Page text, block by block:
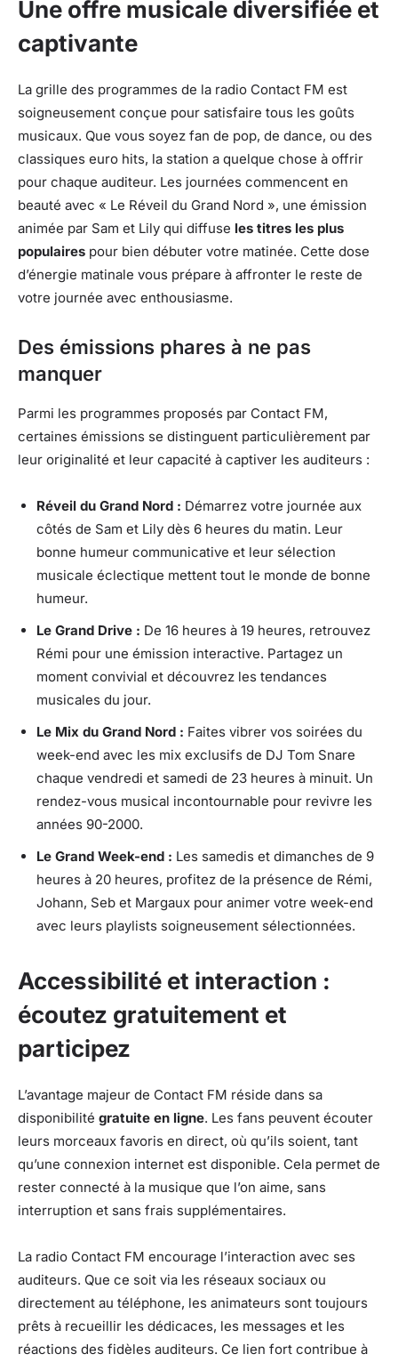
Une offre musicale diversifiée et
captivante
La grille des programmes de la radio Contact FM est
soigneusement conçue pour satisfaire tous les goûts
musicaux. Que vous soyez fan de pop, de dance, ou des
classiques euro hits, la station a quelque chose à offrir
pour chaque auditeur. Les journées commencent en
beauté avec « Le Réveil du Grand Nord », une émission
animée par Sam et Lily qui diffuse les titres les plus
populaires pour bien débuter votre matinée. Cette dose
d’énergie matinale vous prépare à affronter le reste de
votre journée avec enthousiasme.
Des émissions phares à ne pas
manquer
Parmi les programmes proposés par Contact FM,
certaines émissions se distinguent particulièrement par
leur originalité et leur capacité à captiver les auditeurs :
Réveil du Grand Nord : Démarrez votre journée aux
côtés de Sam et Lily dès 6 heures du matin. Leur
bonne humeur communicative et leur sélection
musicale éclectique mettent tout le monde de bonne
humeur.
Le Grand Drive : De 16 heures à 19 heures, retrouvez
Rémi pour une émission interactive. Partagez un
moment convivial et découvrez les tendances
musicales du jour.
Le Mix du Grand Nord : Faites vibrer vos soirées du
week-end avec les mix exclusifs de DJ Tom Snare
chaque vendredi et samedi de 23 heures à minuit. Un
rendez-vous musical incontournable pour revivre les
années 90-2000.
Le Grand Week-end : Les samedis et dimanches de 9
heures à 20 heures, profitez de la présence de Rémi,
Johann, Seb et Margaux pour animer votre week-end
avec leurs playlists soigneusement sélectionnées.
Accessibilité et interaction :
écoutez gratuitement et
participez
L’avantage majeur de Contact FM réside dans sa
disponibilité gratuite en ligne. Les fans peuvent écouter
leurs morceaux favoris en direct, où qu’ils soient, tant
qu’une connexion internet est disponible. Cela permet de
rester connecté à la musique que l’on aime, sans
interruption et sans frais supplémentaires.
La radio Contact FM encourage l’interaction avec ses
auditeurs. Que ce soit via les réseaux sociaux ou
directement au téléphone, les animateurs sont toujours
prêts à recueillir les dédicaces, les messages et les
réactions des fidèles auditeurs. Ce lien fort contribue à